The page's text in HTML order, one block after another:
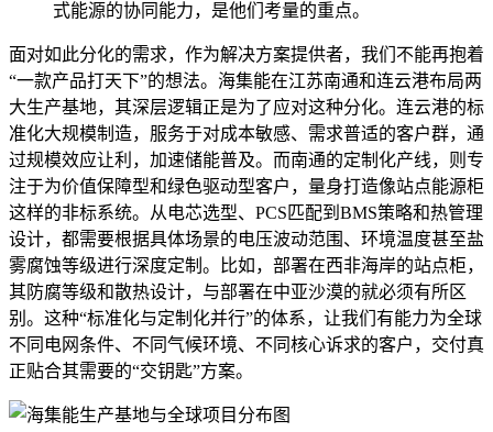
式能源的协同能力，是他们考量的重点。
面对如此分化的需求，作为解决方案提供者，我们不能再抱着
“一款产品打天下”的想法。海集能在江苏南通和连云港布局两
大生产基地，其深层逻辑正是为了应对这种分化。连云港的标
准化大规模制造，服务于对成本敏感、需求普适的客户群，通
过规模效应让利，加速储能普及。而南通的定制化产线，则专
注于为价值保障型和绿色驱动型客户，量身打造像站点能源柜
这样的非标系统。从电芯选型、PCS匹配到BMS策略和热管理
设计，都需要根据具体场景的电压波动范围、环境温度甚至盐
雾腐蚀等级进行深度定制。比如，部署在西非海岸的站点柜，
其防腐等级和散热设计，与部署在中亚沙漠的就必须有所区
别。这种“标准化与定制化并行”的体系，让我们有能力为全球
不同电网条件、不同气候环境、不同核心诉求的客户，交付真
正贴合其需要的“交钥匙”方案。